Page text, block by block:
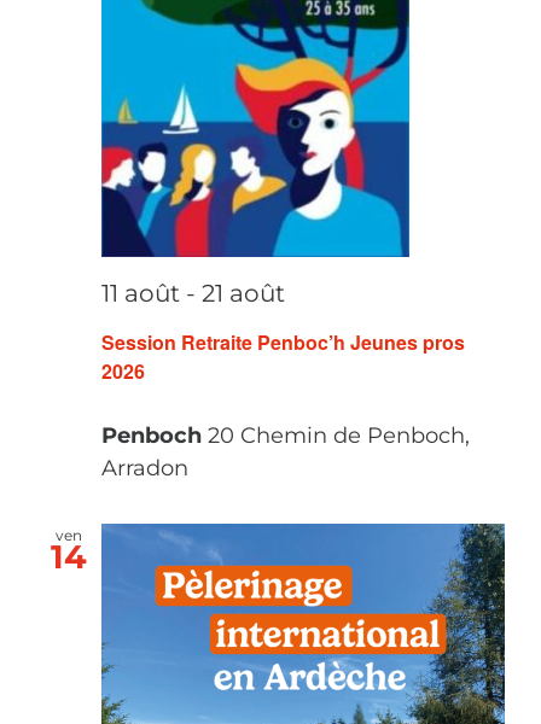
Session Retraite Penboc’h Jeunes pros
2026
11 août - 21 août
Penboch 20 Chemin de Penboch,
Arradon
ven
14